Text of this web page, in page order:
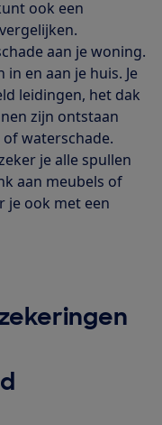
ook een
aan je woning.
en aan je huis. Je
leidingen, het dak
zijn ontstaan
waterschade.
je alle spullen
aan meubels of
je ook met een